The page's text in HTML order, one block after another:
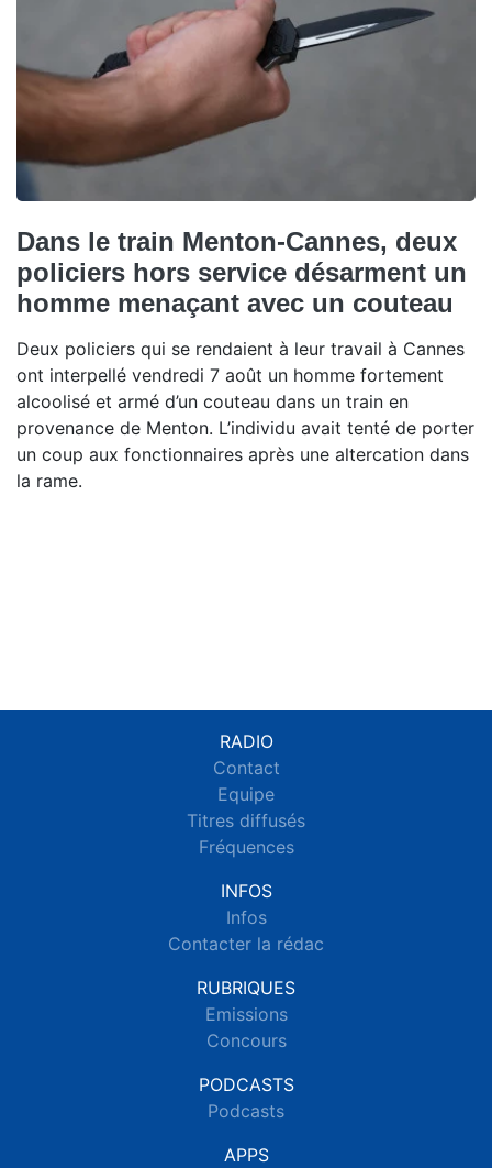
Dans le train Menton-Cannes, deux
policiers hors service désarment un
homme menaçant avec un couteau
Deux policiers qui se rendaient à leur travail à Cannes
ont interpellé vendredi 7 août un homme fortement
alcoolisé et armé d’un couteau dans un train en
provenance de Menton. L’individu avait tenté de porter
un coup aux fonctionnaires après une altercation dans
la rame.
RADIO
Contact
Equipe
Titres diffusés
Fréquences
INFOS
Infos
Contacter la rédac
RUBRIQUES
Emissions
Concours
PODCASTS
Podcasts
APPS